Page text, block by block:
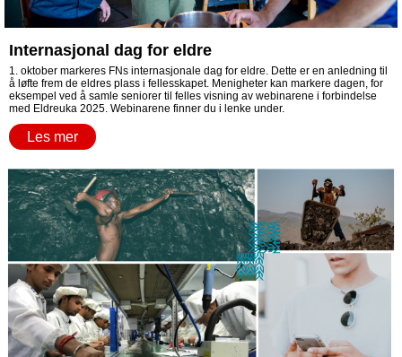
Internasjonal dag for eldre
1. oktober markeres FNs internasjonale dag for eldre. Dette er en anledning til
å løfte frem de eldres plass i fellesskapet. Menigheter kan markere dagen, for
eksempel ved å samle seniorer til felles visning av webinarene i forbindelse
med Eldreuka 2025. Webinarene finner du i lenke under.
Les mer